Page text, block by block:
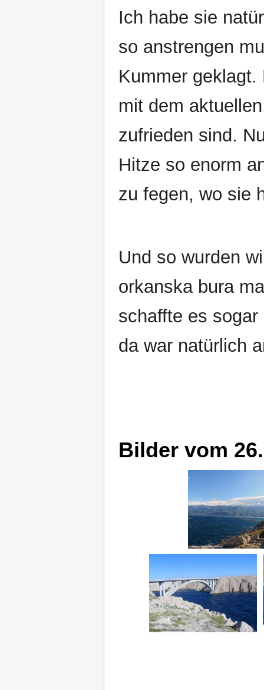
Ich habe sie
so anstrengen
Kummer
mit dem
zufrieden sind.
Hitze so enorm
zu fegen, wo sie
Und so wurden
orkanska bura
schaffte es
da war natürlich
Bilder vom